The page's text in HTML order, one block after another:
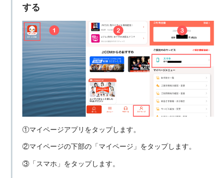
する
①マイページアプリをタップします。
②マイページの下部の「マイページ」をタップします。
③「スマホ」をタップします。